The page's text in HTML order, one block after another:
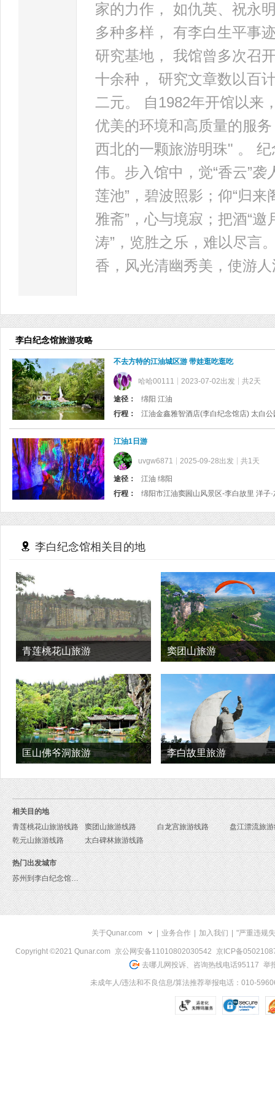
家的力作， 如仇英、祝永
多种多样， 有李白生平事
研究基地， 我馆曾多次召
十余种， 研究文章数以百
二元。 自1982年开馆以来
优美的环境和高质量的服
西北的一颗旅游明珠" 。
伟。步入馆中，觉“香云”袭
莲池”，碧波照影；仰“归来
雅斋”，心与境寂；把酒“邀
涛”，览胜之乐，难以尽言
香，风光清幽秀美，使游
李白纪念馆旅游攻略
不去方特的江油城区游 带娃逛吃逛吃
哈哈00111 2023-07-02出发 共2天
途径：
绵阳 江油
行程：
江油金鑫雅智酒店(李白纪念馆店) 太白
江油1日游
uvgw6871 2025-09-28出发 共1天
途径：
江油 绵阳
行程：
绵阳市江油窦圌山风景区-李白故里 洋子
李白纪念馆相关目的地
青莲桃花山旅游 窦团山旅游
匡山佛爷洞旅游 李白故里旅游
相关目的地
青莲桃花山旅游线路
窦团山旅游线路 白龙宫旅游线路
盘江漂流旅
乾元山旅游线路
太白碑林旅游线路
热门出发城市
苏州到李白纪念馆旅游报价
关于Qunar.com 业务合作 加入我们 "严重违规
Copyright ©2021 Qunar.com 京公网安备11010802030542
京ICP备
去哪儿网投诉、咨询热线电话95117 举
未成年人/违法和不良信息/算法推荐举报电话：010-